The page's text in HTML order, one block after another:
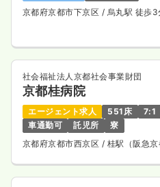
京都府京都市下京区 / 烏丸駅 徒歩3
社会福祉法人京都社会事業財団
京都桂病院
エージェント求人 551床 7:1
車通勤可
託児所
寮
京都府京都市西京区 / 桂駅（阪急